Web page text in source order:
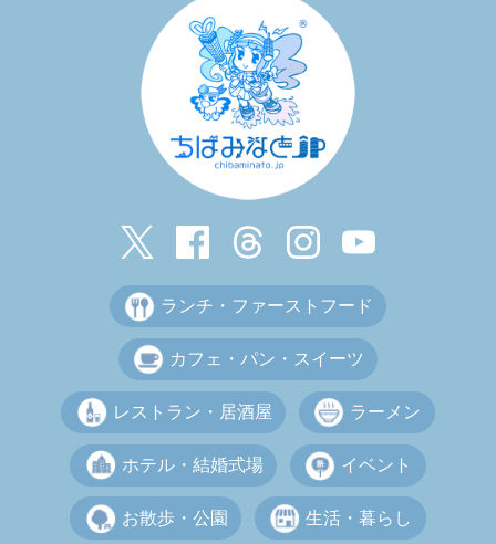
ランチ・ファーストフード
カフェ・パン・スイーツ
レストラン・居酒屋 ラーメン
ホテル・結婚式場 イベント
お散歩・公園 生活・暮らし